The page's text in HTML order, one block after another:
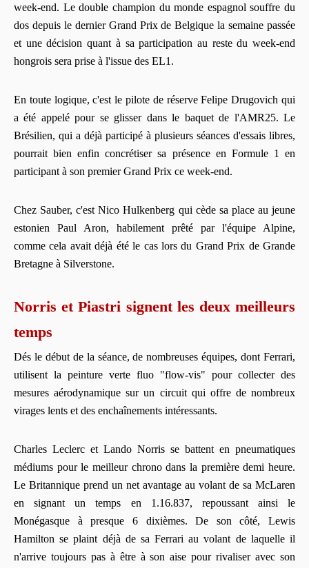
week-end. Le double champion du monde espagnol souffre du
dos depuis le dernier Grand Prix de Belgique la semaine passée
et une décision quant à sa participation au reste du week-end
hongrois sera prise à l'issue des EL1.
En toute logique, c'est le pilote de réserve Felipe Drugovich qui
a été appelé pour se glisser dans le baquet de l'AMR25. Le
Brésilien, qui a déjà participé à plusieurs séances d'essais libres,
pourrait bien enfin concrétiser sa présence en Formule 1 en
participant à son premier Grand Prix ce week-end.
Chez Sauber, c'est Nico Hulkenberg qui cède sa place au jeune
estonien Paul Aron, habilement prêté par l'équipe Alpine,
comme cela avait déjà été le cas lors du Grand Prix de Grande
Bretagne à Silverstone.
Norris et Piastri signent les deux meilleurs
temps
Dés le début de la séance, de nombreuses équipes, dont Ferrari,
utilisent la peinture verte fluo "flow-vis" pour collecter des
mesures aérodynamique sur un circuit qui offre de nombreux
virages lents et des enchaînements intéressants.
Charles Leclerc et Lando Norris se battent en pneumatiques
médiums pour le meilleur chrono dans la première demi heure.
Le Britannique prend un net avantage au volant de sa McLaren
en signant un temps en 1.16.837, repoussant ainsi le
Monégasque à presque 6 dixièmes. De son côté, Lewis
Hamilton se plaint déjà de sa Ferrari au volant de laquelle il
n'arrive toujours pas à être à son aise pour rivaliser avec son